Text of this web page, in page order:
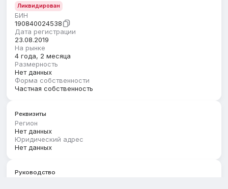
Ликвидирован
БИН
190840024538
Дата регистрации
23.08.2019
На рынке
4 года, 2 месяца
Размерность
Нет данных
Форма собственности
Частная собственность
Реквизиты
Регион
Нет данных
Юридический адрес
Нет данных
Руководство